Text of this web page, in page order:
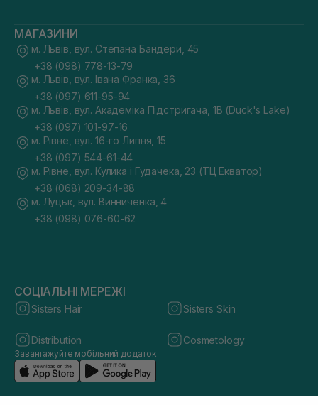
МАГАЗИНИ
м. Львів, вул. Степана Бандери, 45
+38 (098) 778-13-79
м. Львів, вул. Івана Франка, 36
+38 (097) 611-95-94
м. Львів, вул. Академіка Підстригача, 1В (Duck's Lake)
+38 (097) 101-97-16
м. Рівне, вул. 16-го Липня, 15
+38 (097) 544-61-44
м. Рівне, вул. Кулика і Гудачека, 23 (ТЦ Екватор)
+38 (068) 209-34-88
м. Луцьк, вул. Винниченка, 4
+38 (098) 076-60-62
СОЦІАЛЬНІ МЕРЕЖІ
Sisters Hair Sisters Skin
Distribution Cosmetology
Завантажуйте мобільний додаток